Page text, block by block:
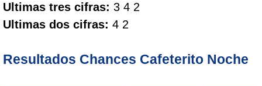
Ultimas tres cifras: 3 4 2
Ultimas dos cifras: 4 2
Resultados Chances Cafeterito Noche